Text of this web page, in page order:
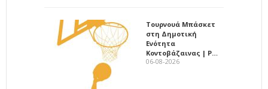
Τουρνουά Μπάσκετ
στη Δημοτική
Ενότητα
Κοντοβάζαινας | Ρ…
06-08-2026